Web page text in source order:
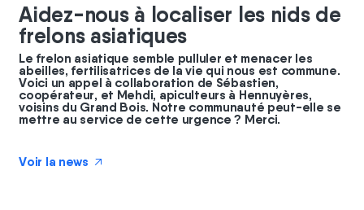
Aidez-nous à localiser les nids de
frelons asiatiques
Le frelon asiatique semble pulluler et menacer les
abeilles, fertilisatrices de la vie qui nous est commune.
Voici un appel à collaboration de Sébastien,
coopérateur, et Mehdi, apiculteurs à Hennuyères,
voisins du Grand Bois. Notre communauté peut-elle se
mettre au service de cette urgence ? Merci.
Voir la news ↗